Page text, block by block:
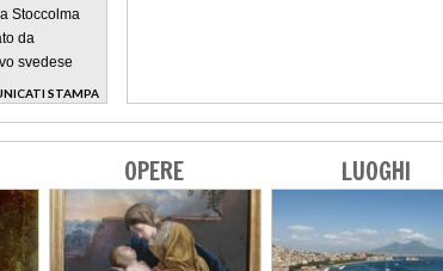
Stoccolma
da
svedese
STAMPA
OPERE LUOGHI